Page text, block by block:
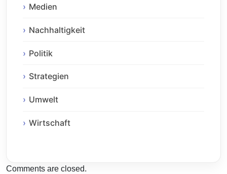
Medien
Nachhaltigkeit
Politik
Strategien
Umwelt
Wirtschaft
Comments are closed.